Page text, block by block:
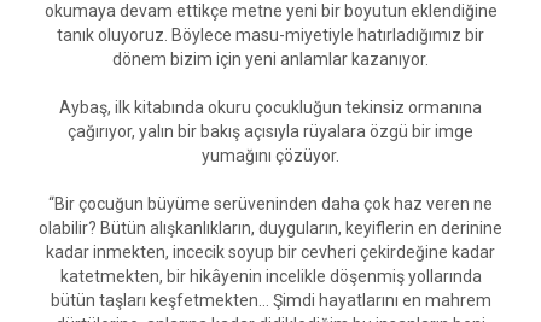
okumaya devam ettikçe metne yeni bir boyutun eklendiğine
tanık oluyoruz. Böylece masu-miyetiyle hatırladığımız bir
dönem bizim için yeni anlamlar kazanıyor.
Aybaş, ilk kitabında okuru çocukluğun tekinsiz ormanına
çağırıyor, yalın bir bakış açısıyla rüyalara özgü bir imge
yumağını çözüyor.
“Bir çocuğun büyüme serüveninden daha çok haz veren ne
olabilir? Bütün alışkanlıkların, duyguların, keyiflerin en derinine
kadar inmekten, incecik soyup bir cevheri çekirdeğine kadar
katetmekten, bir hikâyenin incelikle döşenmiş yollarında
bütün taşları keşfetmekten… Şimdi hayatlarını en mahrem